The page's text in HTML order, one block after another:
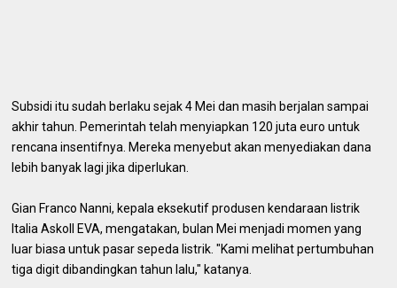
Subsidi itu sudah berlaku sejak 4 Mei dan masih berjalan sampai
akhir tahun. Pemerintah telah menyiapkan 120 juta euro untuk
rencana insentifnya. Mereka menyebut akan menyediakan dana
lebih banyak lagi jika diperlukan.
Gian Franco Nanni, kepala eksekutif produsen kendaraan listrik
Italia Askoll EVA, mengatakan, bulan Mei menjadi momen yang
luar biasa untuk pasar sepeda listrik. "Kami melihat pertumbuhan
tiga digit dibandingkan tahun lalu," katanya.